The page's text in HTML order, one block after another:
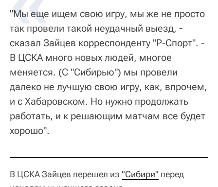
"Мы еще ищем свою игру, мы же не просто
так провели такой неудачный выезд, -
сказал Зайцев корреспонденту "Р-Спорт". -
В ЦСКА много новых людей, многое
меняется. (С "Сибирью") мы провели
далеко не лучшую свою игру, как, впрочем,
и с Хабаровском. Но нужно продолжать
работать, и к решающим матчам все будет
хорошо".
В ЦСКА Зайцев перешел из "Сибири" перед